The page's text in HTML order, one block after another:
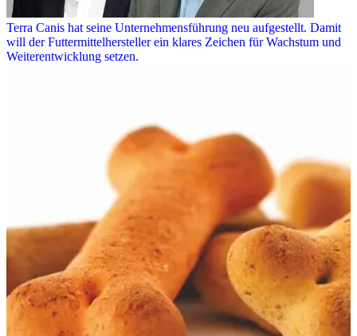
Terra Canis hat seine Unternehmensführung neu aufgestellt. Damit
will der Futtermittelhersteller ein klares Zeichen für Wachstum und
Weiterentwicklung setzen.